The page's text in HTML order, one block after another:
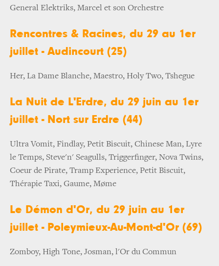
General Elektriks, Marcel et son Orchestre
Rencontres & Racines, du 29 au 1er
juillet - Audincourt (25)
Her, La Dame Blanche, Maestro, Holy Two, Tshegue
La Nuit de L'Erdre, du 29 juin au 1er
juillet - Nort sur Erdre (44)
Ultra Vomit, Findlay, Petit Biscuit, Chinese Man, Lyre
le Temps, Steve'n' Seagulls, Triggerfinger, Nova Twins,
Coeur de Pirate, Tramp Experience, Petit Biscuit,
Thérapie Taxi, Gaume, Møme
Le Démon d'Or, du 29 juin au 1er
juillet - Poleymieux-Au-Mont-d'Or (69)
Zomboy, High Tone, Josman, l'Or du Commun